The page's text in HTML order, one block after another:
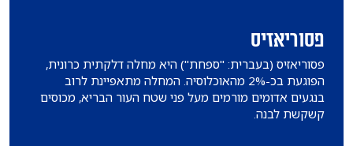
פסוריאזיס
פסוריאזיס (בעברית: "ספחת") היא מחלה דלקתית כרונית,
הפוגעת בכ-2% מהאוכלוסיה. המחלה מתאפיינת לרוב
בנגעים אדומים מורמים מעל פני שטח העור הבריא, מכוסים
קשקשת לבנה.